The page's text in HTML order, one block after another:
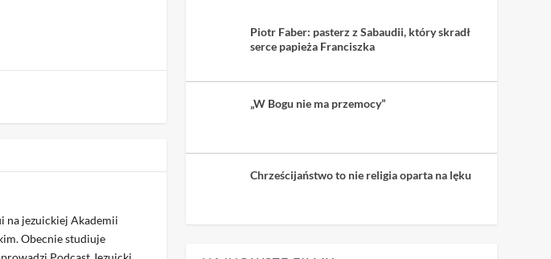
na jezuickiej Akademii
Obecnie studiuje
Piotr Faber: pasterz z Sabaudii, który skradł
serce papieża Franciszka
„W Bogu nie ma przemocy”
Chrześcijaństwo to nie religia oparta na lęku